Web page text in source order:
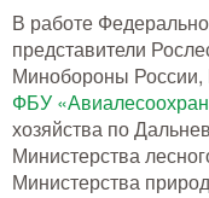
В работе
представители
Минобороны России,
ФБУ
хозяйства по
Министерства
Министерства